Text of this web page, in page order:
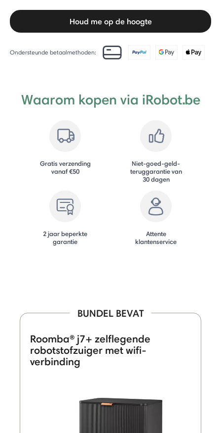
Houd me op de hoogte
Ondersteunde betaalmethoden:
Waarom kopen via iRobot.be
Gratis verzending
vanaf €50
Niet-goed-geld-
teruggarantie van
30 dagen
2 jaar beperkte
garantie
Attente
klantenservice
BUNDEL BEVAT
Roomba® j7+ zelflegende
robotstofzuiger met wifi-
verbinding